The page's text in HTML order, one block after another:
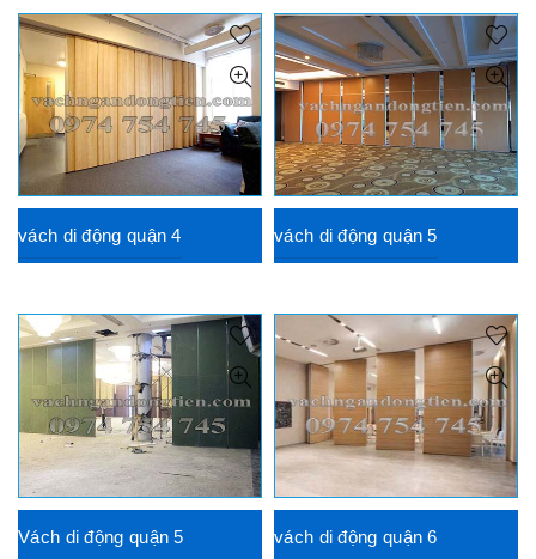
vách di động quận 4 vách di động quận 5
Vách di động quận 5 vách di động quận 6